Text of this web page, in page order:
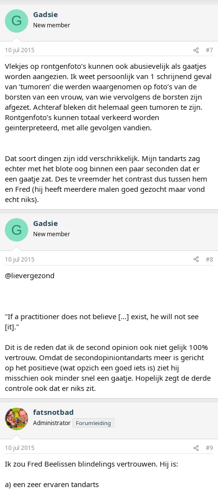
G Gadsie
New member
10 jul 2015 #7
Vlekjes op rontgenfoto’s kunnen ook abusievelijk als gaatjes
worden aangezien. Ik weet persoonlijk van 1 schrijnend geval
van ‘tumoren’ die werden waargenomen op foto’s van de
borsten van een vrouw, van wie vervolgens de borsten zijn
afgezet. Achteraf bleken dit helemaal geen tumoren te zijn.
Rontgenfoto’s kunnen totaal verkeerd worden
geinterpreteerd, met alle gevolgen vandien.
Dat soort dingen zijn idd verschrikkelijk. Mijn tandarts zag
echter met het blote oog binnen een paar seconden dat er
een gaatje zat. Des te vreemder het contrast dus tussen hem
en Fred (hij heeft meerdere malen goed gezocht maar vond
echt niks).
G Gadsie
New member
10 jul 2015 #8
@lievergezond
"If a practitioner does not believe [...] exist, he will not see
[it]."
Dit is de reden dat ik de second opinion ook niet gelijk 100%
vertrouw. Omdat de secondopiniontandarts meer is gericht
op het positieve (wat opzich een goed iets is) ziet hij
misschien ook minder snel een gaatje. Hopelijk zegt de derde
controle ook dat er niks zit.
fatsnotbad
Administrator Forumleiding
10 jul 2015 #9
Ik zou Fred Beelissen blindelings vertrouwen. Hij is:
a) een zeer ervaren tandarts